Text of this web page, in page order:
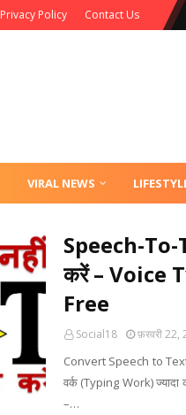
Privacy Policy Contact Us
VIRAL NEWS
Speech-To-
करें – Voice
Free
Social18 फ़रवरी 22,
Convert Speech to Text
वर्क (Typing Work) ज्यादा
–…